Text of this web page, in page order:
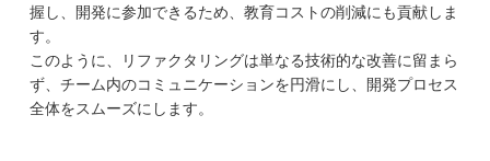
握し、開発に参加できるため、教育コストの削減にも貢献しま
す。
このように、リファクタリングは単なる技術的な改善に留まら
ず、チーム内のコミュニケーションを円滑にし、開発プロセス
全体をスムーズにします。